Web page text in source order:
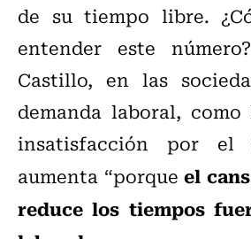
de su tiempo libre.
entender este
Castillo, en las
demanda laboral,
insatisfacción por el
aumenta “porque el
reduce los tiempos